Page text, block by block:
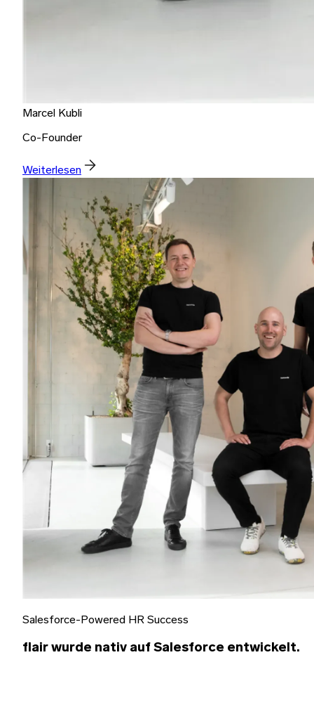
Marcel Kubli
Co-Founder
Weiterlesen
Salesforce-Powered HR Success
flair wurde nativ auf Salesforce entwickelt.